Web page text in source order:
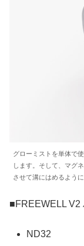
グローミストを単体で
します。そして、マグ
させて溝にはめるように
■FREEWELL V2
ND32